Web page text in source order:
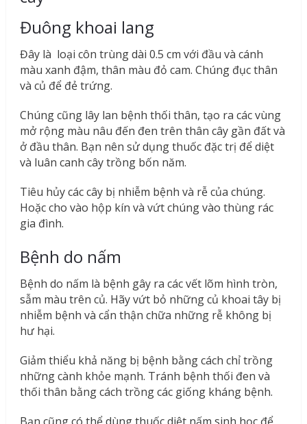
Đuông khoai lang
Đây là loại côn trùng dài 0.5 cm với đầu và cánh
màu xanh đậm, thân màu đỏ cam. Chúng đục thân
và củ để đẻ trứng.
Chúng cũng lây lan bệnh thối thân, tạo ra các vùng
mở rộng màu nâu đến đen trên thân cây gần đất và
ở đầu thân. Bạn nên sử dụng thuốc đặc trị để diệt
và luân canh cây trồng bốn năm.
Tiêu hủy các cây bị nhiễm bệnh và rễ của chúng.
Hoặc cho vào hộp kín và vứt chúng vào thùng rác
gia đình.
Bệnh do nấm
Bệnh do nấm là bệnh gây ra các vết lõm hình tròn,
sẫm màu trên củ. Hãy vứt bỏ những củ khoai tây bị
nhiễm bệnh và cẩn thận chữa những rễ không bị
hư hại.
Giảm thiểu khả năng bị bệnh bằng cách chỉ trồng
những cành khỏe mạnh. Tránh bệnh thối đen và
thối thân bằng cách trồng các giống kháng bệnh.